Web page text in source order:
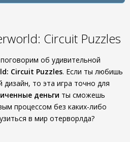
Circuit Puzzles
об удивительной
Circuit Puzzles. Если ты любишь
то эта игра точно для
деньги ты сможешь
процессом без каких-либо
в мир отерворлда?